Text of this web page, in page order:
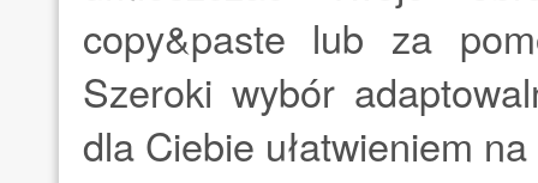
copy&paste lub za
Szeroki wybór
dla Ciebie ułatwieniem